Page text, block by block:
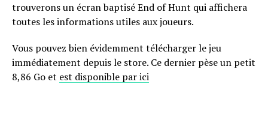
trouverons un écran baptisé End of Hunt qui affichera
toutes les informations utiles aux joueurs.
Vous pouvez bien évidemment télécharger le jeu
immédiatement depuis le store. Ce dernier pèse un petit
8,86 Go et est disponible par ici